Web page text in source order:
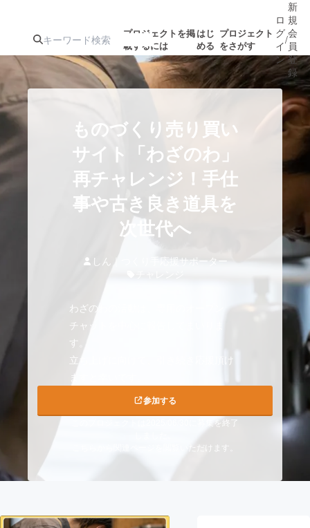
プロジェクトを掲
載するには
はじ
める
プロジェクト
をさがす
人気のプロ
ターン
ジェクト
募集終了が近いプ
ロジェクト
もうすぐ公開
されます
アート・写真
テクノロジー・ガジェット
映像・映画 書籍・雑誌
ビジネス・起業
まちづくり・地域活性化
CAMPFIRE for Social Good
CAMPFIREふるさと納税machi-ya
ロ
グ
イ
ン
/
新
規
会
員
登
録
ものづくり売り買い
サイト「わざのわ」
再チャレンジ！手仕
事や古き良き道具を
次世代へ
しん｜つくり手応援サポーター
わざのわの活動は、専用のオープン
チャットを中心に報告してまいりま
す。
立ち上げに向けて、引き続き応援頂け
ますと幸いです。
参加する
このプロジェクトは2025/06/30に募集を終了
こちらから関連ページを閲覧いただけます。